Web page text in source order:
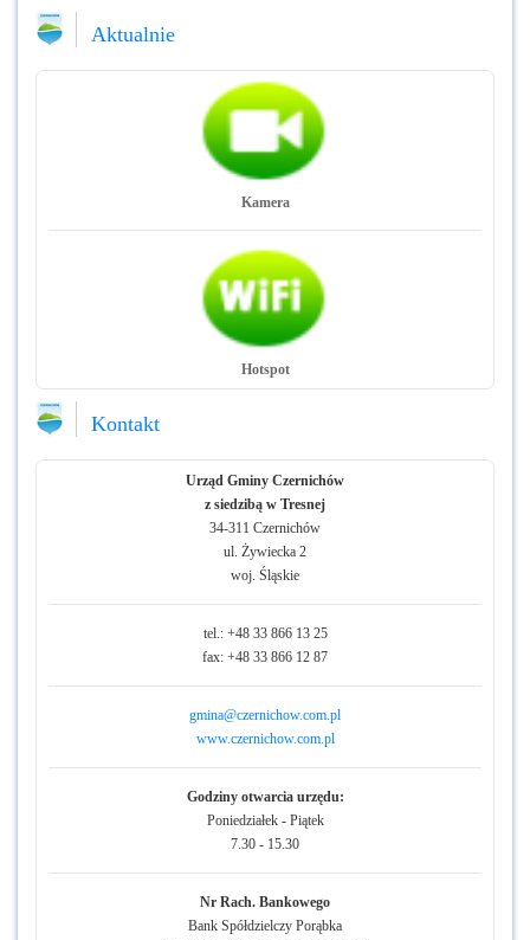
Aktualnie
Kamera
Hotspot
Kontakt
Urząd Gminy Czernichów
z siedzibą w Tresnej
34-311 Czernichów
ul. Żywiecka 2
woj. Śląskie
tel.: +48 33 866 13 25
fax: +48 33 866 12 87
gmina@czernichow.com.pl
www.czernichow.com.pl
Godziny otwarcia urzędu:
Poniedziałek - Piątek
7.30 - 15.30
Nr Rach. Bankowego
Bank Spółdzielczy Porąbka